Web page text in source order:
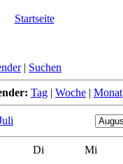
Startseite
| Suchen
Tag | Woche | Monat
Di Mi